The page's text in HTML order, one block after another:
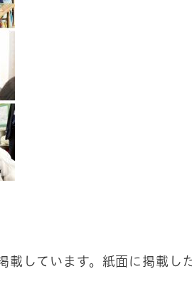
しています。紙面に掲載し